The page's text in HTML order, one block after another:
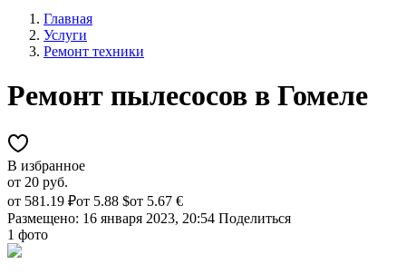
Главная
Услуги
Ремонт техники
Ремонт пылесосов в Гомеле
В избранное
от 20 руб.
от 581.19 ₽от 5.88 $от 5.67 €
Размещено: 16 января 2023, 20:54 Поделиться
1 фото